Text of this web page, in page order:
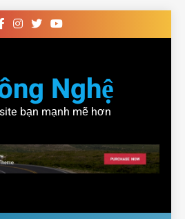
Nghệ
bạn mạnh mẽ hơn